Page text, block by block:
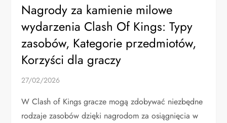
Nagrody za kamienie milowe
wydarzenia Clash Of Kings: Typy
zasobów, Kategorie przedmiotów,
Korzyści dla graczy
27/02/2026
W Clash of Kings gracze mogą zdobywać niezbędne
rodzaje zasobów dzięki nagrodom za osiągnięcia w